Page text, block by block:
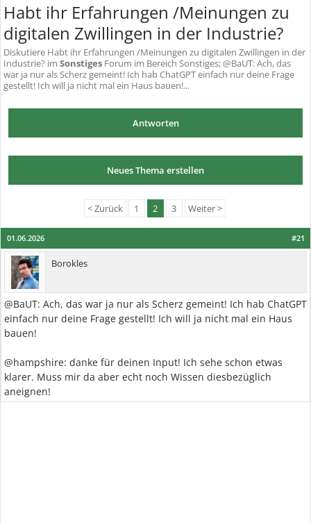
Habt ihr Erfahrungen /Meinungen zu
digitalen Zwillingen in der Industrie?
Diskutiere Habt ihr Erfahrungen /Meinungen zu digitalen Zwillingen in der
Industrie? im Sonstiges Forum im Bereich Sonstiges; @BaUT: Ach, das
war ja nur als Scherz gemeint! Ich hab ChatGPT einfach nur deine Frage
gestellt! Ich will ja nicht mal ein Haus bauen!...
Antworten
Neues Thema erstellen
< Zurück 1 2 3 Weiter >
#21
01.06.2026
Borokles
@BaUT: Ach, das war ja nur als Scherz gemeint! Ich hab ChatGPT
einfach nur deine Frage gestellt! Ich will ja nicht mal ein Haus
bauen!
@hampshire: danke für deinen Input! Ich sehe schon etwas
klarer. Muss mir da aber echt noch Wissen diesbezüglich
aneignen!